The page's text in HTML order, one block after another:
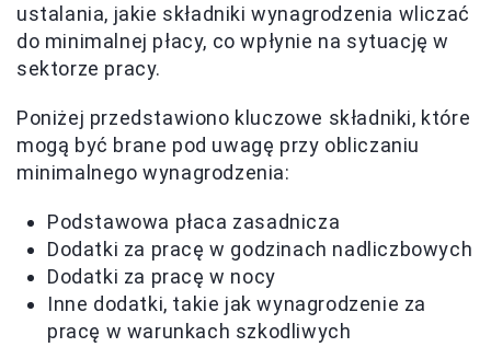
ustalania, jakie składniki wynagrodzenia wliczać
do minimalnej płacy, co wpłynie na sytuację w
sektorze pracy.
Poniżej przedstawiono kluczowe składniki, które
mogą być brane pod uwagę przy obliczaniu
minimalnego wynagrodzenia:
Podstawowa płaca zasadnicza
Dodatki za pracę w godzinach nadliczbowych
Dodatki za pracę w nocy
Inne dodatki, takie jak wynagrodzenie za
pracę w warunkach szkodliwych